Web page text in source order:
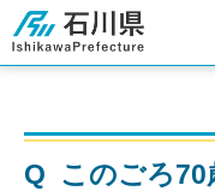
石川県
Q このごろ70